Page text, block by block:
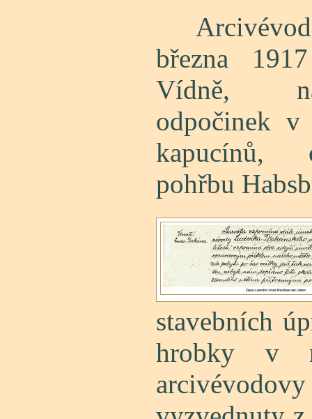
března
Vídně,
odpočinek v
kapucínů,
pohřbu
stavebních
hrobky v